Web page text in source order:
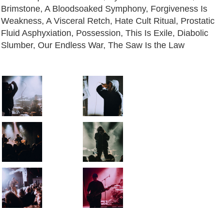
Brimstone, A Bloodsoaked Symphony, Forgiveness Is
Weakness, A Visceral Retch, Hate Cult Ritual, Prostatic
Fluid Asphyxiation, Possession, This Is Exile, Diabolic
Slumber, Our Endless War, The Saw Is the Law